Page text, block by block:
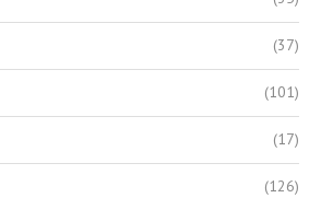
(37)
(101)
(17)
(126)